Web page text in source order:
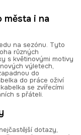
města i na
na sezónu. Tyto
různých
s květinovými motivy
výletech,
do
do práce oživí
se zvířecími
s přáteli.
dotazy,